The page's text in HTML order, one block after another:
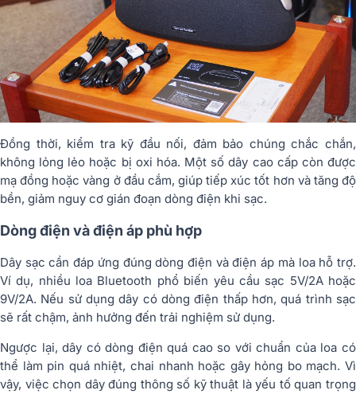
Đồng thời, kiểm tra kỹ đầu nối, đảm bảo chúng chắc chắn,
không lỏng lẻo hoặc bị oxi hóa. Một số dây cao cấp còn được
mạ đồng hoặc vàng ở đầu cắm, giúp tiếp xúc tốt hơn và tăng độ
bền, giảm nguy cơ gián đoạn dòng điện khi sạc.
Dòng điện và điện áp phù hợp
Dây sạc cần đáp ứng đúng dòng điện và điện áp mà loa hỗ trợ.
Ví dụ, nhiều loa Bluetooth phổ biến yêu cầu sạc 5V/2A hoặc
9V/2A. Nếu sử dụng dây có dòng điện thấp hơn, quá trình sạc
sẽ rất chậm, ảnh hưởng đến trải nghiệm sử dụng.
Ngược lại, dây có dòng điện quá cao so với chuẩn của loa có
thể làm pin quá nhiệt, chai nhanh hoặc gây hỏng bo mạch. Vì
vậy, việc chọn dây đúng thông số kỹ thuật là yếu tố quan trọng